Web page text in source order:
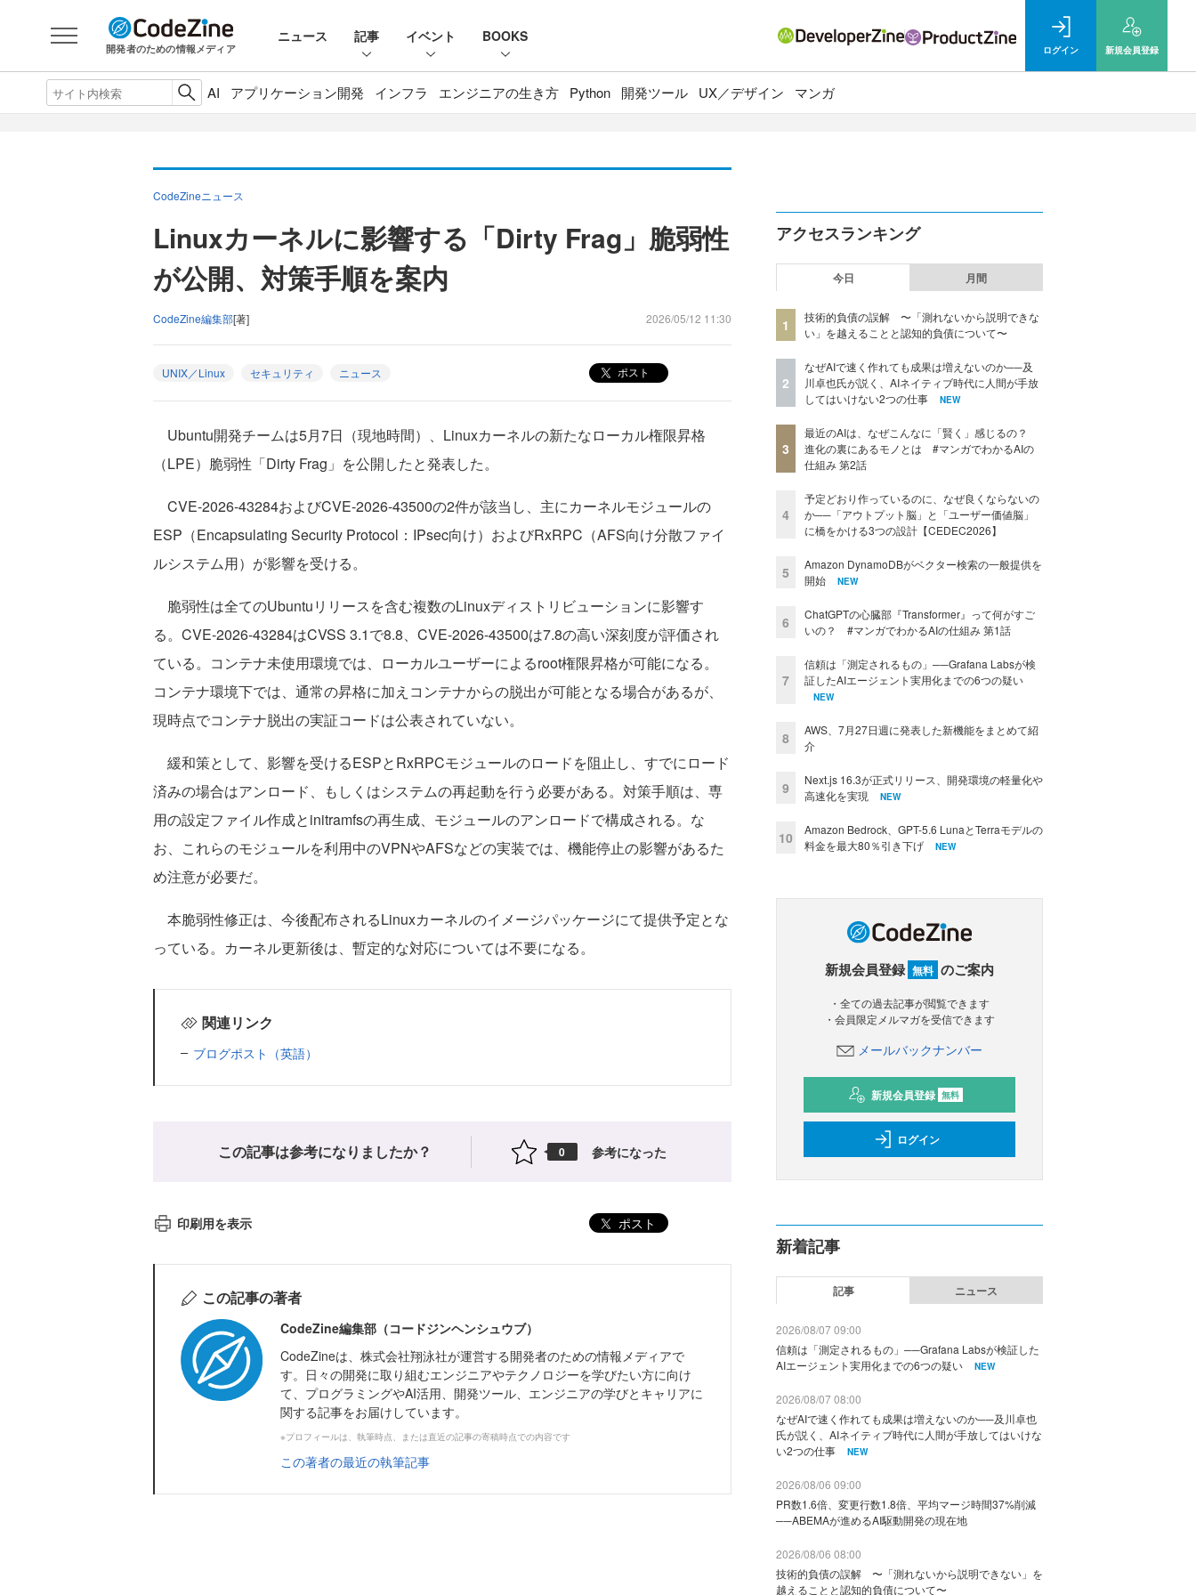
開発者のための情報メディア
ニュース 記事 イベント BOOKS
ログイン 新規会員登録
AI アプリケーション開発 インフラ エンジニアの生き方 Python 開発ツール UX／デザイン マンガ
CodeZineニュース
Linuxカーネルに影響する「Dirty Frag」脆弱性
が公開、対策手順を案内
CodeZine編集部[著] 2026/05/12 11:30
UNIX／Linux セキュリティ ニュース ポスト
Ubuntu開発チームは5月7日（現地時間）、Linuxカーネルの新たなローカル権限昇格
（LPE）脆弱性「Dirty Frag」を公開したと発表した。
CVE-2026-43284およびCVE-2026-43500の2件が該当し、主にカーネルモジュールの
ESP（Encapsulating Security Protocol：IPsec向け）およびRxRPC（AFS向け分散ファイ
ルシステム用）が影響を受ける。
脆弱性は全てのUbuntuリリースを含む複数のLinuxディストリビューションに影響す
る。CVE-2026-43284はCVSS 3.1で8.8、CVE-2026-43500は7.8の高い深刻度が評価され
ている。コンテナ未使用環境では、ローカルユーザーによるroot権限昇格が可能になる。
コンテナ環境下では、通常の昇格に加えコンテナからの脱出が可能となる場合があるが、
現時点でコンテナ脱出の実証コードは公表されていない。
緩和策として、影響を受けるESPとRxRPCモジュールのロードを阻止し、すでにロード
済みの場合はアンロード、もしくはシステムの再起動を行う必要がある。対策手順は、専
用の設定ファイル作成とinitramfsの再生成、モジュールのアンロードで構成される。な
お、これらのモジュールを利用中のVPNやAFSなどの実装では、機能停止の影響があるた
め注意が必要だ。
本脆弱性修正は、今後配布されるLinuxカーネルのイメージパッケージにて提供予定とな
っている。カーネル更新後は、暫定的な対応については不要になる。
関連リンク
ブログポスト（英語）
この記事は参考になりましたか？ 0 参考になった
印刷用を表示 ポスト
この記事の著者
CodeZine編集部（コードジンヘンシュウブ）
CodeZineは、株式会社翔泳社が運営する開発者のための情報メディアで
す。日々の開発に取り組むエンジニアやテクノロジーを学びたい方に向け
て、プログラミングやAI活用、開発ツール、エンジニアの学びとキャリアに
関する記事をお届けしています。
※プロフィールは、執筆時点、または直近の記事の寄稿時点での内容です
この著者の最近の執筆記事
アクセスランキング
今日 月間
1
技術的負債の誤解 〜「測れないから説明できな
い」を越えることと認知的負債について〜
2
なぜAIで速く作れても成果は増えないのか──及
川卓也氏が説く、AIネイティブ時代に人間が手放
してはいけない2つの仕事
NEW
3
最近のAIは、なぜこんなに「賢く」感じるの？
進化の裏にあるモノとは #マンガでわかるAIの
仕組み 第2話
4
予定どおり作っているのに、なぜ良くならないの
か──「アウトプット脳」と「ユーザー価値脳」
に橋をかける3つの設計【CEDEC2026】
5
Amazon DynamoDBがベクター検索の一般提供を
開始
NEW
6
ChatGPTの心臓部『Transformer』って何がすご
いの？ #マンガでわかるAIの仕組み 第1話
7
信頼は「測定されるもの」──Grafana Labsが検
証したAIエージェント実用化までの6つの疑い
NEW
8
AWS、7月27日週に発表した新機能をまとめて紹
介
9
Next.js 16.3が正式リリース、開発環境の軽量化や
高速化を実現
NEW
10
Amazon Bedrock、GPT-5.6 LunaとTerraモデルの
料金を最大80％引き下げ
NEW
新規会員登録 無料 のご案内
・全ての過去記事が閲覧できます
・会員限定メルマガを受信できます
メールバックナンバー
新規会員登録 無料
ログイン
新着記事
記事 ニュース
2026/08/07 09:00
信頼は「測定されるもの」──Grafana Labsが検証した
AIエージェント実用化までの6つの疑い
NEW
2026/08/07 08:00
なぜAIで速く作れても成果は増えないのか──及川卓也
氏が説く、AIネイティブ時代に人間が手放してはいけな
い2つの仕事
NEW
2026/08/06 09:00
PR数1.6倍、変更行数1.8倍、平均マージ時間37%削減
──ABEMAが進めるAI駆動開発の現在地
2026/08/06 08:00
技術的負債の誤解 〜「測れないから説明できない」を
越えることと認知的負債について〜